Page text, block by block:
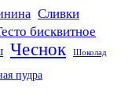
Сливки
бисквитное
Чеснок Шоколад
пудра